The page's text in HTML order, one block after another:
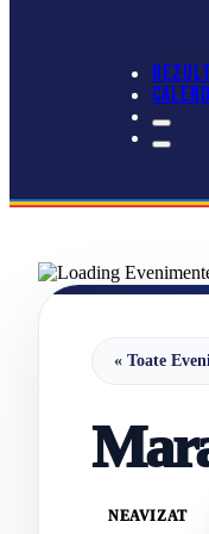
« Toate
NEAVIZAT